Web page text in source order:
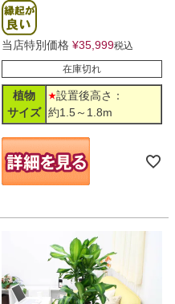
当店特別価格 ¥35,999税込
在庫切れ
植物
サイズ
設置後高さ：
約1.5～1.8m